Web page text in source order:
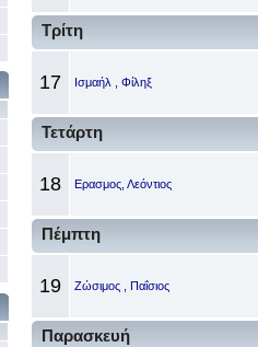
Τρίτη
17 Ισμαήλ , Φίληξ
Τετάρτη
18 Ερασμος, Λεόντιος
Πέμπτη
19 Ζώσιμος , Παΐσιος
Παρασκευή